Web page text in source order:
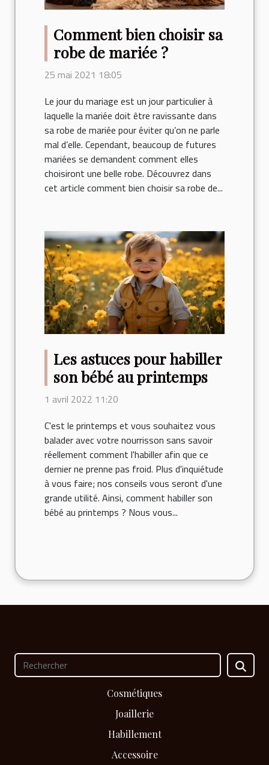
Comment bien choisir sa
robe de mariée ?
25 mai 2021 18:05
Le jour du mariage est un jour particulier à
laquelle la mariée doit être ravissante dans
sa robe de mariée pour éviter qu’on ne parle
mal d’elle. Cependant, beaucoup de futures
mariées se demandent comment elles
choisiront une belle robe. Découvrez dans
cet article comment bien choisir sa robe de...
Les astuces pour habiller
son bébé au printemps
1 avril 2022 11:20
C'est le printemps et vous souhaitez vous
balader avec votre nourrisson sans savoir
réellement comment l'habiller afin que ce
dernier ne prenne pas froid. Plus d'inquiétude
à vous faire; nos conseils vous seront d'une
grande utilité. Ainsi, comment habiller son
bébé au printemps ? Nous vous...
Cosmétiques
Joaillerie
Habillement
Accessoire